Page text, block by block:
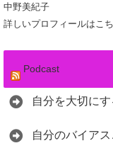
中野美紀子
詳しいプロフィールはこ
Podcast
自分を大切に
自分のバイア